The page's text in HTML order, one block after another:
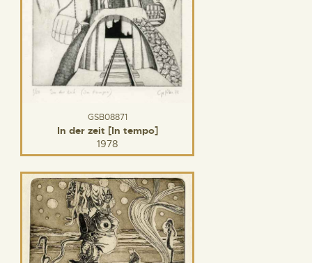
GSB08871
In der zeit [In tempo]
1978